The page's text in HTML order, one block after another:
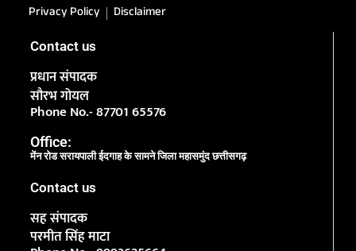
Privacy Policy
Disclaimer
Contact us
प्रधान संपादक
सौरभ गोयल
Phone No.- 87701 65576
Office:
मेंन रोड सरायपाली ईदगाह के सामने जिला महासमुंद छत्तीसगढ़
Contact us
सह संपादक
परमीत सिंह माटा